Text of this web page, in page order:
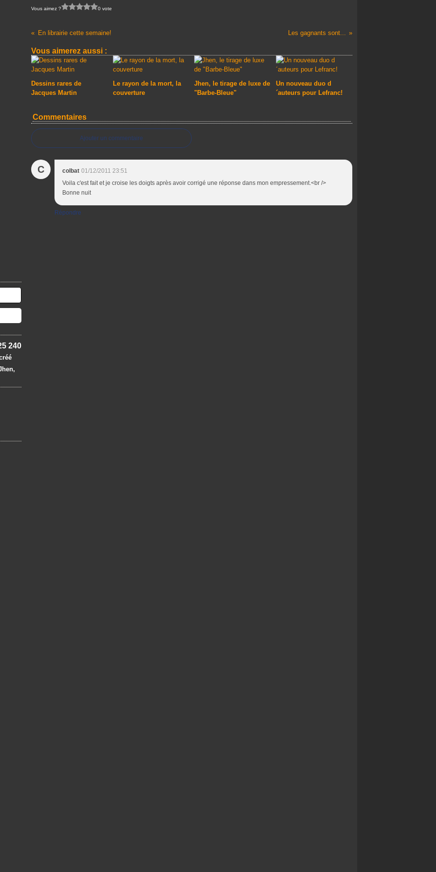
240
Vous aimez ? 0 vote
En librairie cette semaine! Les gagnants sont...
Vous aimerez aussi :
Dessins rares de
Jacques Martin
Le rayon de la mort, la
couverture
Jhen, le tirage de luxe de
"Barbe-Bleue"
Un nouveau duo d
´auteurs pour Lefranc!
Commentaires
Ajouter un commentaire
C colbat 01/12/2011 23:51
Voila c'est fait et je croise les doigts après avoir corrigé une réponse dans mon empressement.<br />
Bonne nuit
Répondre